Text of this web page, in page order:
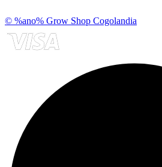
© %ano% Grow Shop Cogolandia